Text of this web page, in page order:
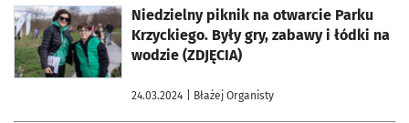
Niedzielny piknik na otwarcie Parku
Krzyckiego. Były gry, zabawy i łódki na
wodzie (ZDJĘCIA)
24.03.2024 | Błażej Organisty
otworzy się w nowej karcie